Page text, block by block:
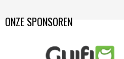
ONZE SPONSOREN